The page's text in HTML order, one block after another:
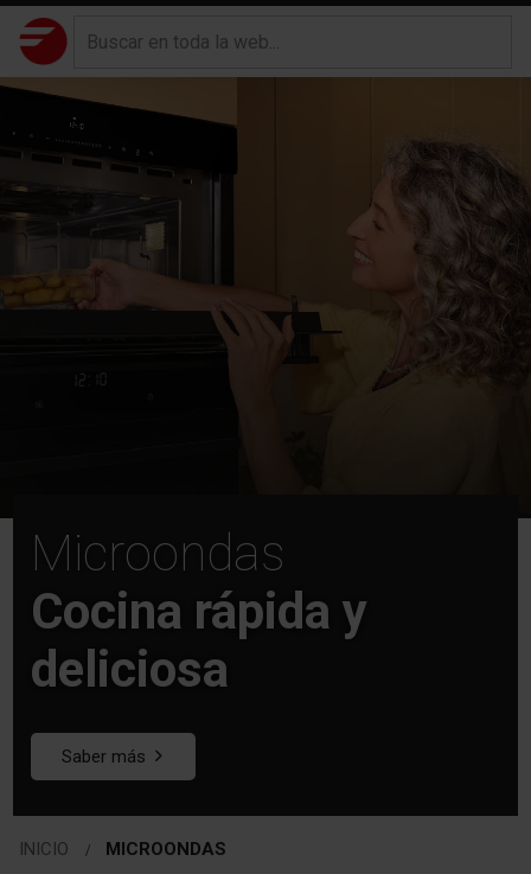
Microondas
Cocina rápida y
deliciosa
Saber más
INICIO MICROONDAS